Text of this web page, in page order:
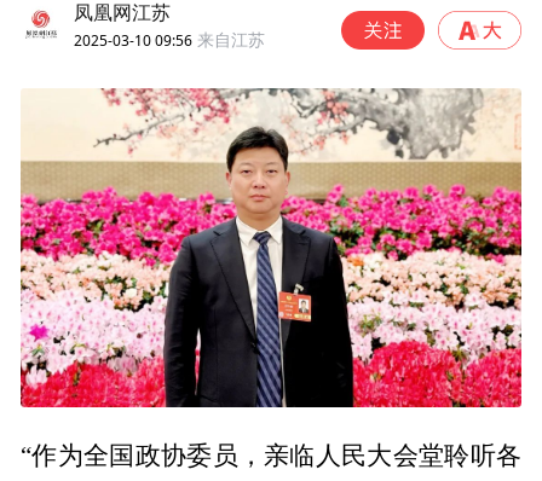
凤凰网江苏
2025-03-10 09:56 来自江苏
“作为全国政协委员，亲临人民大会堂聆听各